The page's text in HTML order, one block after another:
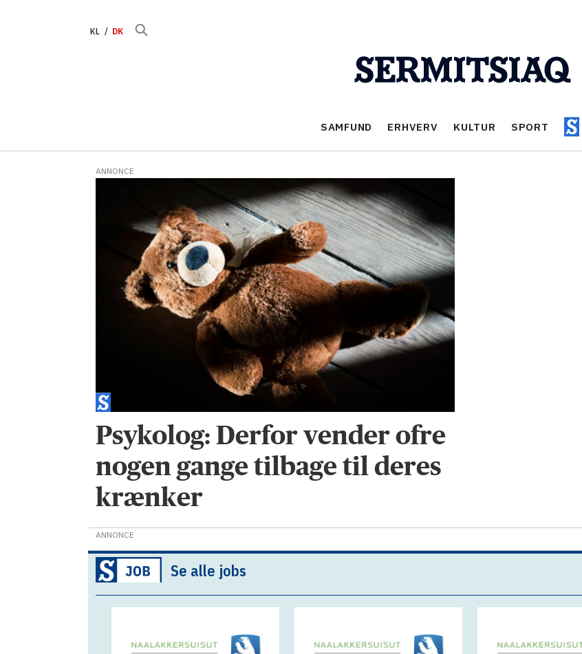
KL DK
SAMFUND ERHVERV KULTUR SPORT
overgrebssag
ANNONCE
Psykolog: Derfor vender ofre
nogen gange tilbage til deres
krænker
ANNONCE
Se alle jobs